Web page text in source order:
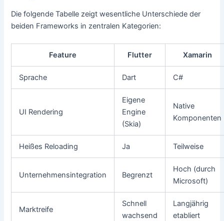
Die folgende Tabelle zeigt wesentliche Unterschiede der
beiden Frameworks in zentralen Kategorien:
Feature Flutter Xamarin
Sprache Dart C#
UI Rendering
Eigene
Engine
(Skia)
Native
Komponenten
Heißes Reloading Ja Teilweise
Unternehmensintegration Begrenzt
Hoch (durch
Microsoft)
Marktreife
Schnell
wachsend
Langjährig
etabliert